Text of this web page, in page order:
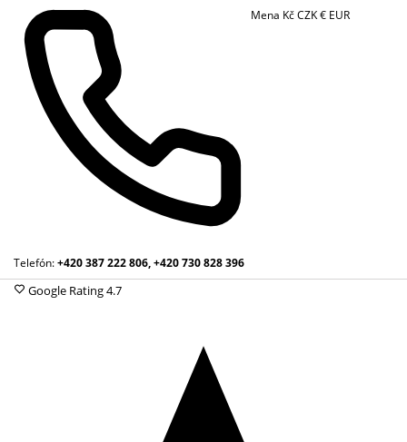
Telefón:+420 387 222 806, +420 730 828 396
Mena KčCZK€ EUR
Google Rating4.7